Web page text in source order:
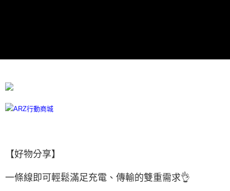
【好物分享】
一條線即可輕鬆滿足充電、傳輸的雙重需求👌